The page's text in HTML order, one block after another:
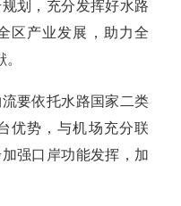
划，充分发挥好水路
区产业发展，助力全
要依托水路国家二类
优势，与机场充分联
强口岸功能发挥，加